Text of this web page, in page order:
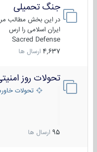
جنگ تحمیلی
در این بخش مطالب
ایران اسلامی را ارس
Sacred Defense
4,637 ارسال ها
تحولات روز
تحولات
95 ارسال ها